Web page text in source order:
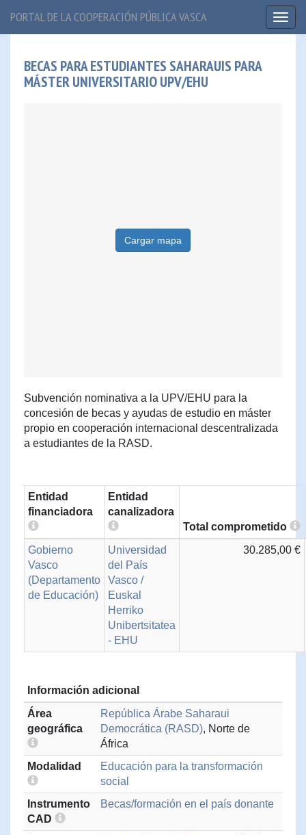
PORTAL DE LA COOPERACIÓN PÚBLICA VASCA
BECAS PARA ESTUDIANTES SAHARAUIS PARA
MÁSTER UNIVERSITARIO UPV/EHU
Cargar mapa
Subvención nominativa a la UPV/EHU para la
concesión de becas y ayudas de estudio en máster
propio en cooperación internacional descentralizada
a estudiantes de la RASD.
Entidad
financiadora
Entidad
canalizadora
Total comprometido
Gobierno
Vasco
(Departamento
de Educación)
Universidad
del País
Vasco /
Euskal
Herriko
Unibertsitatea
- EHU
30.285,00 €
Información adicional
Área
geográfica
República Árabe Saharaui
Democrática (RASD), Norte de
África
Modalidad
Educación para la transformación
social
Instrumento
CAD
Becas/formación en el país donante